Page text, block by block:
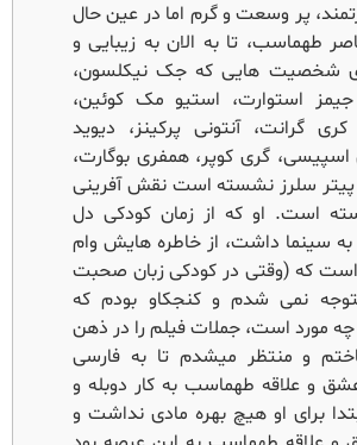
پر وسعت و گرم اما در عین حال
طهماسب، تا به الان به زیبایی و
شخصیت هایی که جک نیکلسون،
جیمز استوارت، استیو مک کوئین،
کری گرانت، آنتونی پرکینز، دیوید
گری کوپر، همفری بوگارت،
سلرز نشسته است نقش آفرینی
است. او که از زمان کودکی دل
سینما داشت، از خاطره هایش وام
است که (وقتی در کودکی زبان صحبت
متوجه نمی شدم و کنجکاو بودم که
چه مورد است، جملات فیلم را در ذهن
و منتظر میشدم تا به فارسی
و علاقه طهماسب به کار دوبله و
برای او هیچ بهره مادی نداشت و